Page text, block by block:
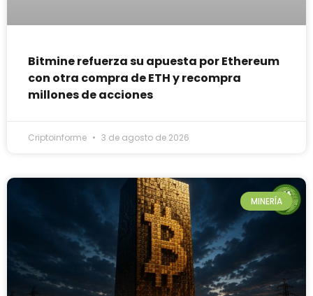
Bitmine refuerza su apuesta por Ethereum
con otra compra de ETH y recompra
millones de acciones
Criptoinforme 3 de agosto de 2026
MINERÍA